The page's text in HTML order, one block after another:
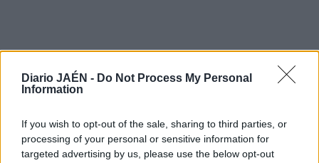
Diario JAÉN - Do Not Process My Personal
Information
If you wish to opt-out of the sale, sharing to third parties, or
processing of your personal or sensitive information for
targeted advertising by us, please use the below opt-out
Hallan sin vida al hombre